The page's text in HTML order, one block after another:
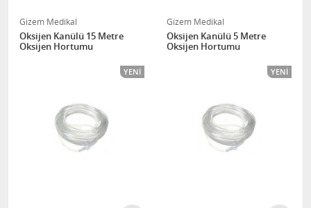
Gizem Medikal
Oksijen Kanülü 15 Metre
Oksijen Hortumu
YENI
Gizem Medikal
Oksijen Kanülü 5 Metre
Oksijen Hortumu
YENI